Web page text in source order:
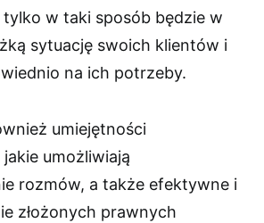
tylko w taki sposób będzie w
sytuację swoich klientów i
na ich potrzeby.
umiejętności
umożliwiają
rozmów, a także efektywne i
złożonych prawnych